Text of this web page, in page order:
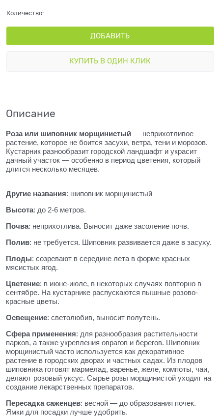
Количество:
ДОБАВИТЬ
КУПИТЬ В ОДИН КЛИК
Описание
Роза или шиповник морщинистый — неприхотливое
растение, которое не боится засухи, ветра, тени и морозов.
Кустарник разнообразит городской ландшафт и украсит
дачный участок — особенно в период цветения, который
длится несколько месяцев.
Другие названия: шиповник морщинистый
Высота: до 2-6 метров.
Почва: неприхотлива. Выносит даже засоление почв.
Полив: не требуется. Шиповник развивается даже в засуху.
Плоды: созревают в середине лета в форме красных
мясистых ягод.
Цветение: в июне-июле, в некоторых случаях повторно в
сентябре. На кустарнике распускаются пышные розово-
красные цветы.
Освещение: светолюбив, выносит полутень.
Сфера применения: для разнообразия растительности
парков, а также укрепления оврагов и берегов. Шиповник
морщинистый часто используется как декоративное
растение в городских дворах и частных садах. Из плодов
шиповника готовят мармелад, варенье, желе, компоты, чаи,
делают розовый уксус. Сырье розы морщинистой уходит на
создание лекарственных препаратов.
Пересадка саженцев: весной — до образования почек.
Ямки для посадки лучше удобрить.